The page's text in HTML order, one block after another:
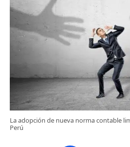
La adopción de nueva norma contable
Perú